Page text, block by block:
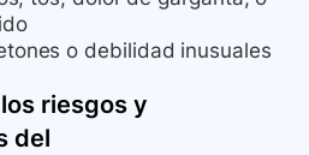
o debilidad inusuales
riesgos y
del